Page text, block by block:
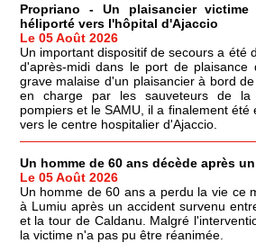
Propriano - Un plaisancier
héliporté vers l'hôpital d'Ajaccio
Le 05 Août 2026
Un important dispositif de secours a été
d'après-midi dans le port de plaisance
grave malaise d'un plaisancier à bord
en charge par les sauveteurs de la
pompiers et le SAMU, il a finalement été
vers le centre hospitalier d'Ajaccio.
Un homme de 60 ans décède après
Le 05 Août 2026
Un homme de 60 ans a perdu la vie ce
à Lumiu après un accident survenu
et la tour de Caldanu. Malgré
la victime n'a pas pu être réanimée.